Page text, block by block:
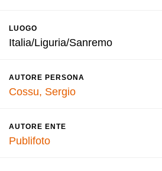
LUOGO
Italia/Liguria/Sanremo
AUTORE PERSONA
Cossu, Sergio
AUTORE ENTE
Publifoto